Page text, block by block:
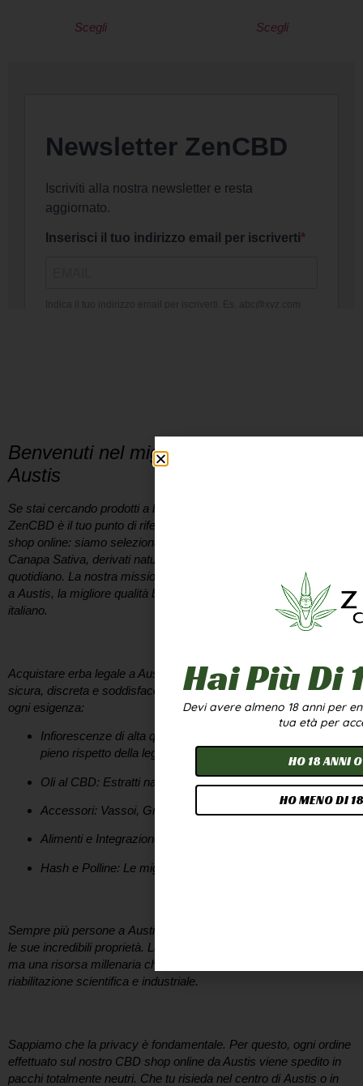
Scegli Scegli
Benvenuti nel miglior Cannabis Shop a
Austis
Se stai cercando prodotti a base di
ZenCBD è il tuo punto di riferimento. Non siamo solo un semplice
shop online: siamo selezionatori appassionati di infiorescenze di
Canapa Sativa, derivati naturali e soluzioni per il benessere
quotidiano. La nostra missione è portare direttamente a casa tua,
a Austis, la migliore qualità biologica presente sul mercato
italiano.
Acquistare erba legale a Austis
deve essere un’esperienza
sicura, discreta e soddisfacente. Il nostro catalogo è pensato per
ogni esigenza:
Infiorescenze di alta qualità:
pieno rispetto della legge.
Oli al CBD: Estratti naturali per ritrovare l’equilibrio.
Accessori: Vassoi, Grinder e molto altro da ZenCBD
Alimenti e Integrazione:
Hash e Polline: Le migliori selezioni di Hash e Polline
Sempre più persone a Austis
le sue incredibili proprietà. La canapa non è solo una tendenza,
ma una risorsa millenaria che oggi sta vivendo una meritata
riabilitazione scientifica e industriale.
Sappiamo che la privacy è fondamentale. Per questo, ogni ordine
effettuato sul nostro CBD shop online da Austis viene spedito in
pacchi totalmente neutri. Che tu risieda nel centro diAustis o in
Hai Più Di
Devi avere almeno 18 anni per
tua età per
HO 18 ANNI
HO MENO DI